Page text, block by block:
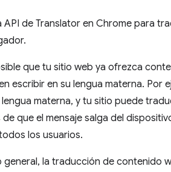
API de Translator en Chrome para
que tu sitio web ya ofrezca
escribir en su lengua materna. Por
lengua materna, y tu sitio puede
de que el mensaje salga del
los usuarios.
general, la traducción de contenido